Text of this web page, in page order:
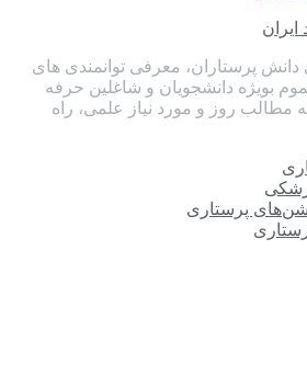
دانش پرستاران، معرفی توانمندی های
بویژه دانشجویان و شاغلین حرفه
مطالب روز و مورد نیاز علمی، راه
پرستاری